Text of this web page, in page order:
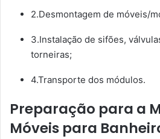
2.Desmontagem de móveis/
3.Instalação de sifões,
torneiras;
4.Transporte dos módulos.
Preparação para a
Móveis para